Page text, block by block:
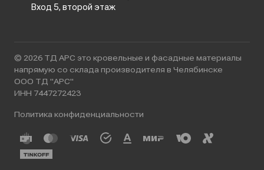
Вход 5, второй этаж
© 2026 ТД АРС это кровельные и фасадные материалы
напрямую со склада производителя в Челябинске
ООО ТД "АРС"
ИНН 7447272423
Политика конфиденциальности